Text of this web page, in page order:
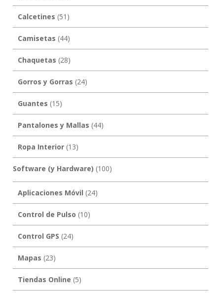
Calcetines (51)
Camisetas (44)
Chaquetas (28)
Gorros y Gorras (24)
Guantes (15)
Pantalones y Mallas (44)
Ropa Interior(13)
Software (y Hardware) (100)
Aplicaciones Móvil (24)
Control de Pulso (10)
Control GPS (24)
Mapas (23)
Tiendas Online (5)